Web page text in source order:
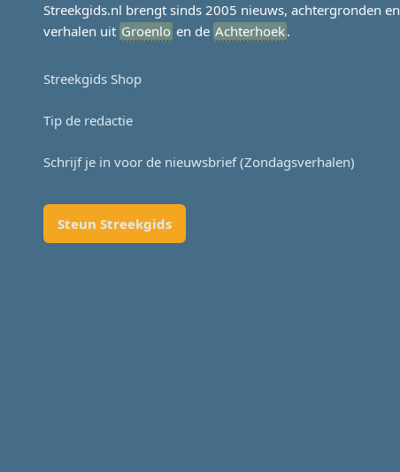
Streekgids.nl brengt sinds 2005 nieuws, achtergronden en
verhalen uit Groenlo en de Achterhoek.
Streekgids Shop
Tip de redactie
Schrijf je in voor de nieuwsbrief (Zondagsverhalen)
Steun Streekgids